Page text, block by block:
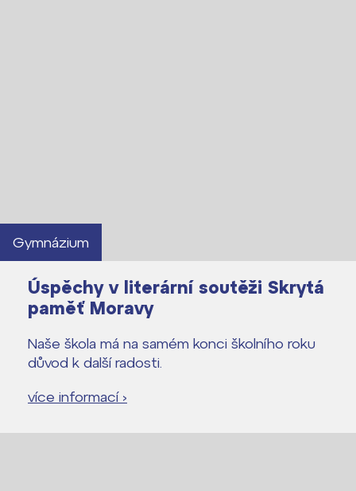
Gymnázium
Úspěchy v literární soutěži Skrytá
paměť Moravy
Naše škola má na samém konci školního roku
důvod k další radosti.
více informací ›